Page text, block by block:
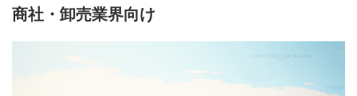
商社・卸売業界向け